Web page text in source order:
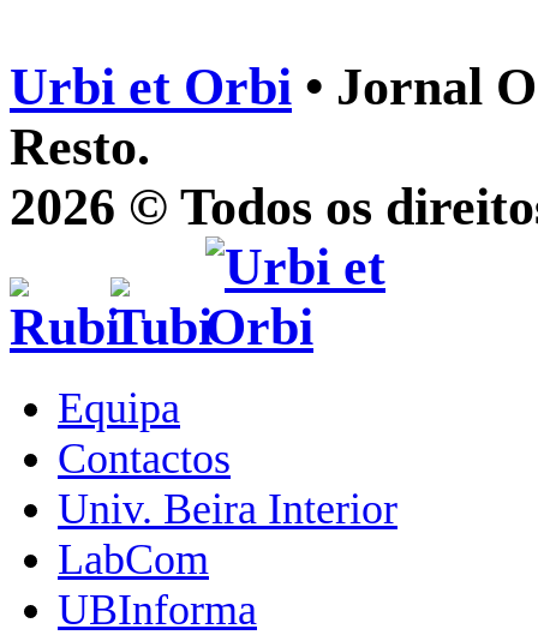
Urbi et Orbi • Jornal
Resto.
2026 © Todos os
Equipa
Contactos
Univ. Beira Interior
LabCom
UBInforma